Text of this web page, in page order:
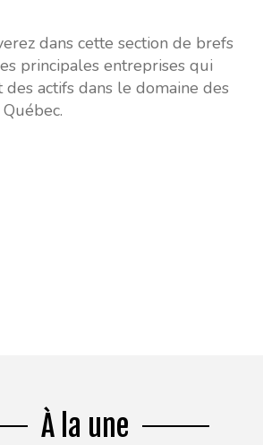
dans cette section de brefs
principales entreprises qui
des actifs dans le domaine des
À la une